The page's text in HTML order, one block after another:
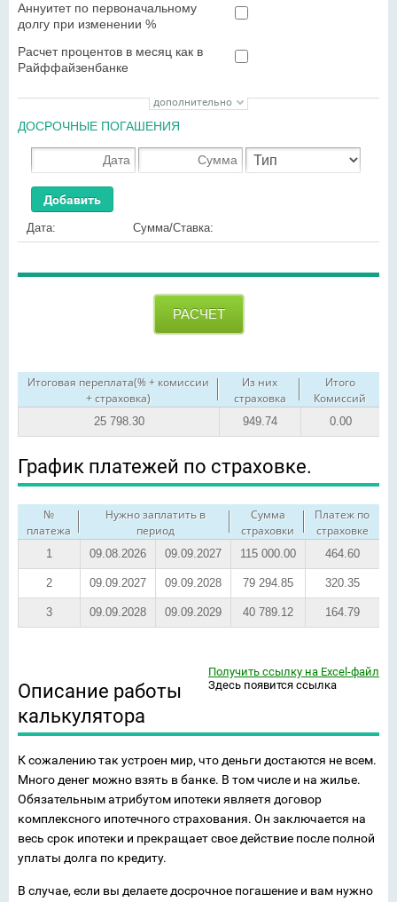
Аннуитет по первоначальному
долгу при изменении %
Расчет процентов в месяц как в
Райффайзенбанке
ДОСРОЧНЫЕ ПОГАШЕНИЯ
Дата: Cумма/Ставка:
Итоговая переплата(% + комиссии
+ страховка)
Из них
страховка
Итого
Комиссий
25 798.30 949.74 0.00
График платежей по страховке.
№
платежа
Нужно заплатить в
период
Сумма
страховки
Платеж по
страховке
1 09.08.2026 09.09.2027 115 000.00 464.60
2 09.09.2027 09.09.2028 79 294.85 320.35
3 09.09.2028 09.09.2029 40 789.12 164.79
Получить ссылку на Excel-файл
Здесь появится ссылка
Описание работы
калькулятора
К сожалению так устроен мир, что деньги достаются не всем.
Много денег можно взять в банке. В том числе и на жилье.
Обязательным атрибутом ипотеки являетя договор
комплексного ипотечного страхования. Он заключается на
весь срок ипотеки и прекращает свое действие после полной
уплаты долга по кредиту.
В случае, если вы делаете досрочное погашение и вам нужно